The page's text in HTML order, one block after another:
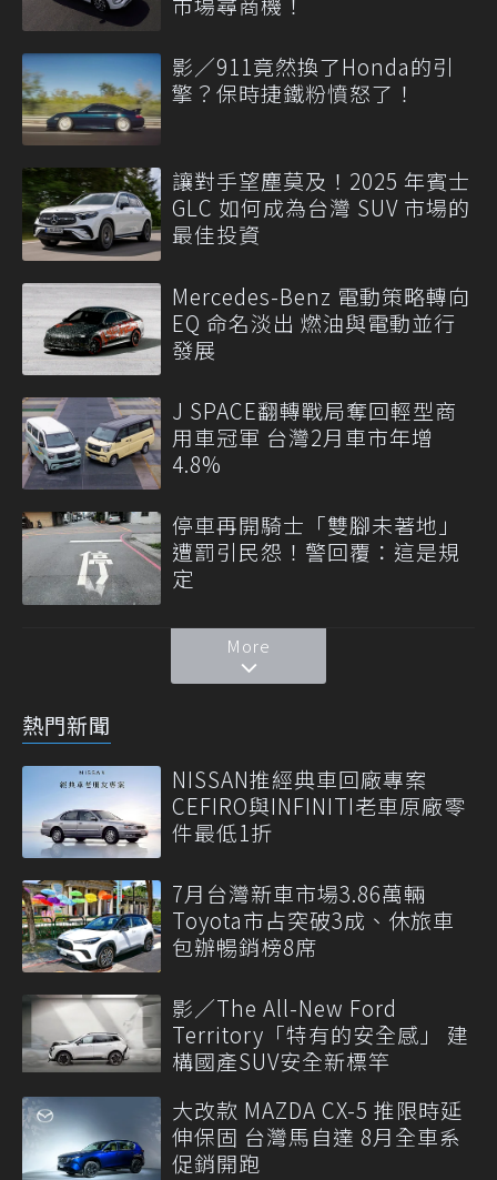
影／911竟然換了Honda的引
擎？保時捷鐵粉憤怒了！
讓對手望塵莫及！2025 年賓士
GLC 如何成為台灣 SUV 市場的
最佳投資
Mercedes-Benz 電動策略轉向
EQ 命名淡出 燃油與電動並行
發展
J SPACE翻轉戰局奪回輕型商
用車冠軍 台灣2月車市年增
4.8%
停車再開騎士「雙腳未著地」
遭罰引民怨！警回覆：這是規
定
More
熱門新聞
NISSAN推經典車回廠專案
CEFIRO與INFINITI老車原廠零
件最低1折
7月台灣新車市場3.86萬輛
Toyota市占突破3成、休旅車
包辦暢銷榜8席
影／The All-New Ford
Territory「特有的安全感」 建
構國產SUV安全新標竿
大改款 MAZDA CX-5 推限時延
伸保固 台灣馬自達 8月全車系
促銷開跑